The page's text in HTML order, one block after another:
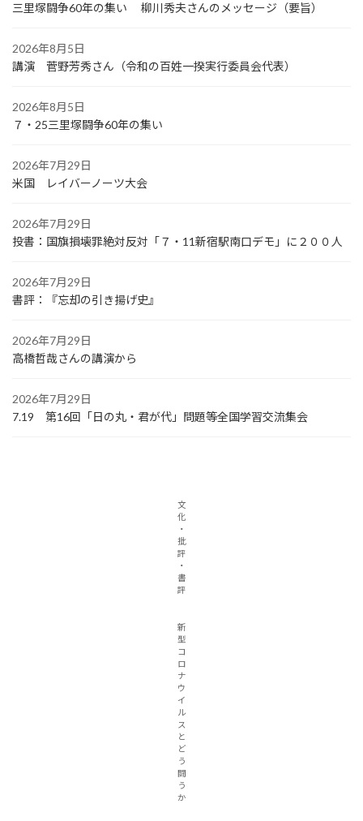
三里塚闘争60年の集い 柳川秀夫さんのメッセージ（要旨）
2026年8月5日
講演 菅野芳秀さん（令和の百姓一揆実行委員会代表）
2026年8月5日
７・25三里塚闘争60年の集い
2026年7月29日
米国 レイバーノーツ大会
2026年7月29日
投書：国旗損壊罪絶対反対「７・11新宿駅南口デモ」に２００人
2026年7月29日
書評：『忘却の引き揚げ史』
2026年7月29日
高橋哲哉さんの講演から
2026年7月29日
7.19 第16回「日の丸・君が代」問題等全国学習交流集会
文
化
・
批
評
・
書
評
新
型
コ
ロ
ナ
ウ
イ
ル
ス
と
ど
う
闘
う
か